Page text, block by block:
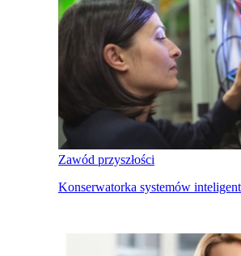
Zawód przyszłości
Konserwatorka systemów